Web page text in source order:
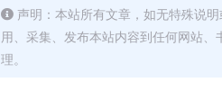
声明：本站所有文章，如无特殊说
用、采集、发布本站内容到任何网站
理。